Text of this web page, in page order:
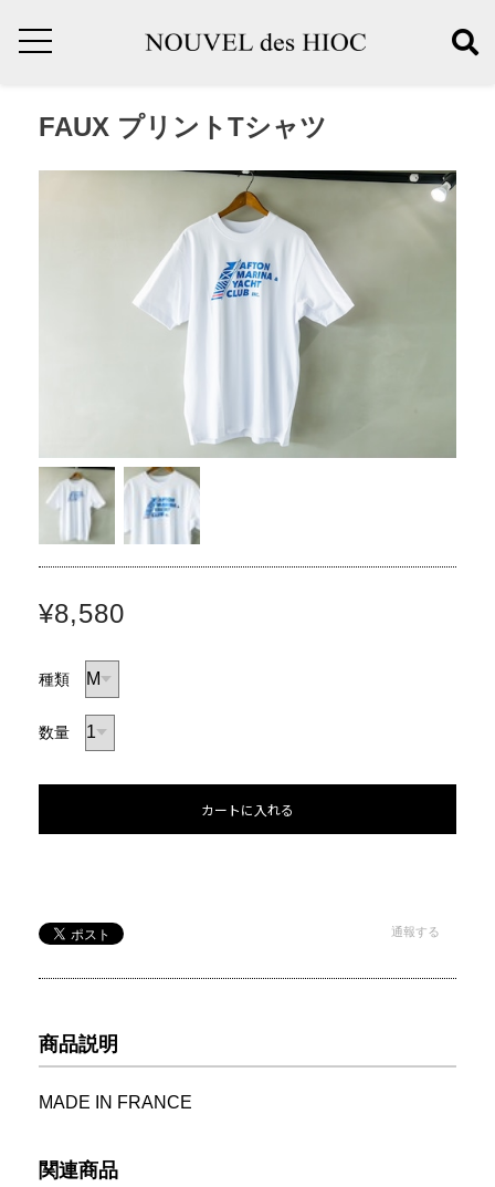
FAUX プリントTシャツ
¥8,580
種類
数量
カートに入れる
通報する
商品説明
MADE IN FRANCE
関連商品